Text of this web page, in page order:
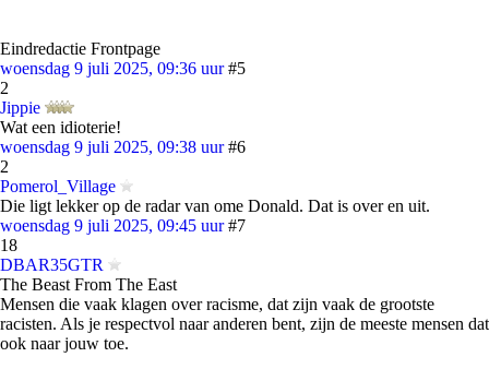
Eindredactie Frontpage
woensdag 9 juli 2025, 09:36 uur #5
2
Jippie
Wat een idioterie!
woensdag 9 juli 2025, 09:38 uur #6
2
Pomerol_Village
Die ligt lekker op de radar van ome Donald. Dat is over en uit.
woensdag 9 juli 2025, 09:45 uur #7
18
DBAR35GTR
The Beast From The East
Mensen die vaak klagen over racisme, dat zijn vaak de grootste
racisten. Als je respectvol naar anderen bent, zijn de meeste mensen dat
ook naar jouw toe.